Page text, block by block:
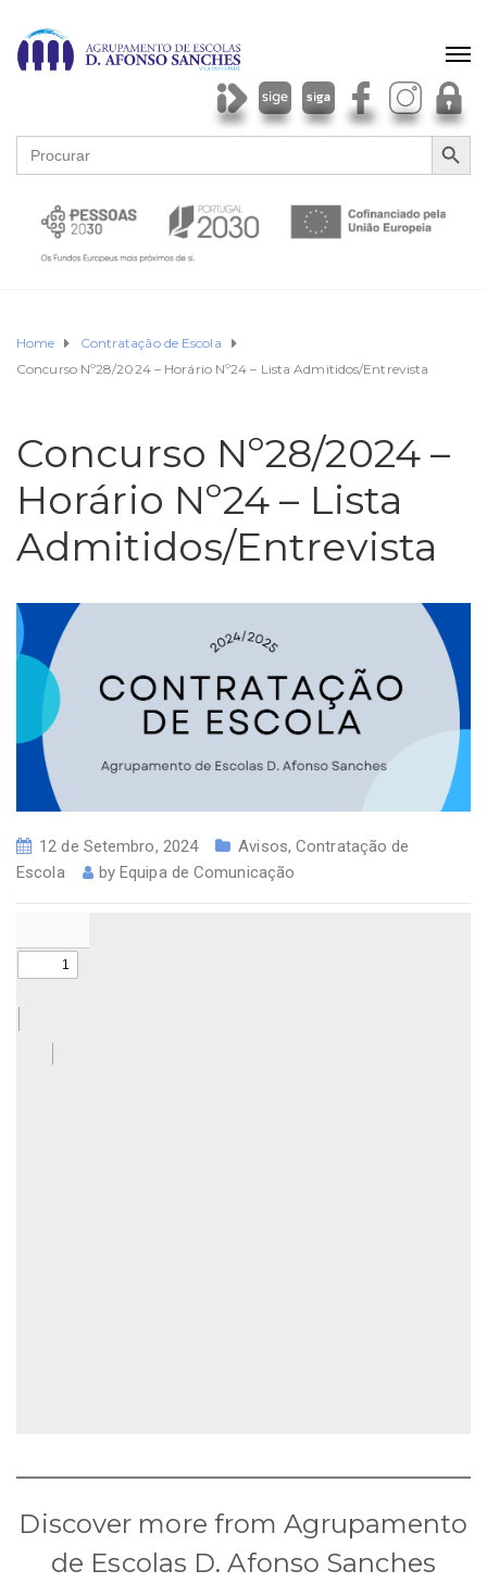
Search
for:
SEARCH
Home
Contratação de Escola
Concurso Nº28/2024 – Horário Nº24 – Lista Admitidos/Entrevista
Concurso Nº28/2024 –
Horário Nº24 – Lista
Admitidos/Entrevista
12 de Setembro, 2024 Avisos,Contratação de
Escola
by Equipa de Comunicação
Discover more from Agrupamento
de Escolas D. Afonso Sanches